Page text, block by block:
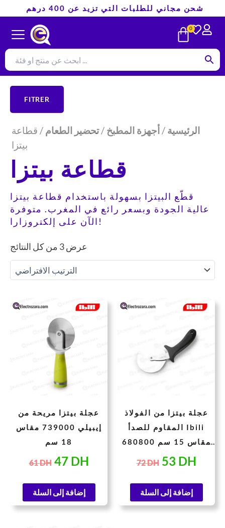
المحتوى
شحن مجاني للطلبات التي تزيد عن 400 درهم
0
CART
FITRER
الرئيسية / أجهزة المطبخ /تحضير الطعام / قطاعة
بيتزا
قطاعة بيتزا
قطّع البيتزا بسهولة باستخدام قطاعة بيتزا
عالية الجودة وبسعر رائع في المغرب. متوفرة
الآن على إلكتروزارا!
عرض ⁦3⁩ من كل النتائج
عجلة بيتزا مريحة من
إيبيلي 739000 مقاس
18 سم
61DH
السعر
الأصلي
هو:
61 DH.
47 DH
السعر
إضافة إلى السلة
عجلة بيتزا من الفولاذ
المقاوم للصدأ Ibili
680800 مقاس 15 سم
باللون الأسود
72DH
السعر
72 DH.
53 DH
هو:
إضافة إلى السلة